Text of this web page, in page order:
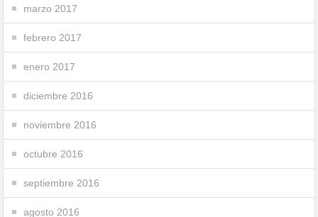
marzo 2017
febrero 2017
enero 2017
diciembre 2016
noviembre 2016
octubre 2016
septiembre 2016
agosto 2016